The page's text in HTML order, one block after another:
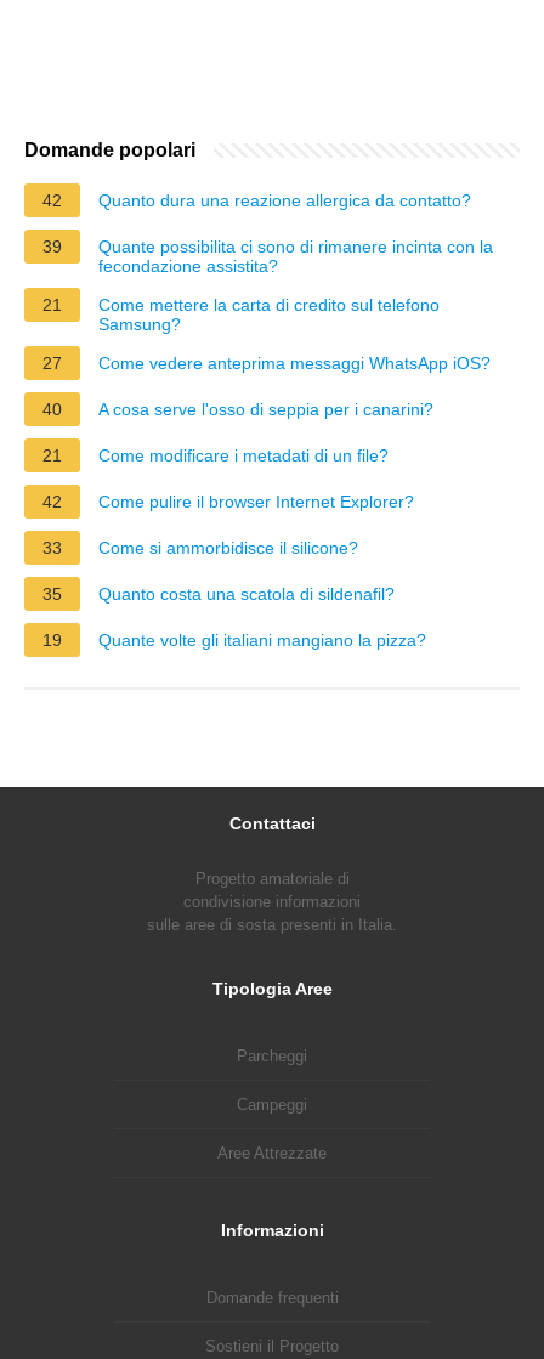
Domande popolari
42 Quanto dura una reazione allergica da contatto?
39
Quante possibilita ci sono di rimanere incinta con la
fecondazione assistita?
21
Come mettere la carta di credito sul telefono
Samsung?
27
Come vedere anteprima messaggi WhatsApp iOS?
40 A cosa serve l'osso di seppia per i canarini?
21 Come modificare i metadati di un file?
42 Come pulire il browser Internet Explorer?
33 Come si ammorbidisce il silicone?
35 Quanto costa una scatola di sildenafil?
19 Quante volte gli italiani mangiano la pizza?
Contattaci
Progetto amatoriale di
condivisione informazioni
sulle aree di sosta presenti in Italia.
Tipologia Aree
Parcheggi
Campeggi
Aree Attrezzate
Informazioni
Domande frequenti
Sostieni il Progetto